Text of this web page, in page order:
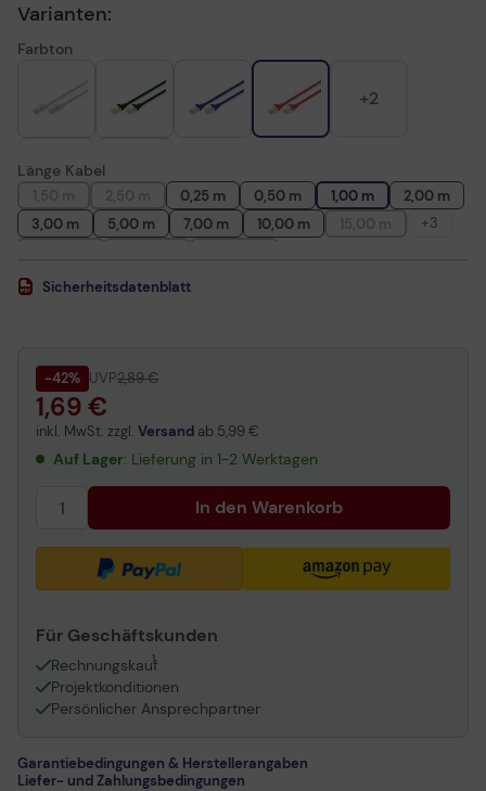
Varianten:
Farbton
+2
Länge Kabel
0,25 m 0,50 m 1,00 m
2,00 m
3,00 m
5,00 m 7,00 m 10,00 m
+3
Sicherheitsdatenblatt
-42% UVP2,89 €
1,69 €
inkl. MwSt. zzgl. Versand ab 5,99 €
Auf Lager: Lieferung in 1-2 Werktagen
In den Warenkorb
Für Geschäftskunden
Rechnungskauf
1
Projektkonditionen
Persönlicher Ansprechpartner
Garantiebedingungen & Herstellerangaben
Liefer- und Zahlungsbedingungen